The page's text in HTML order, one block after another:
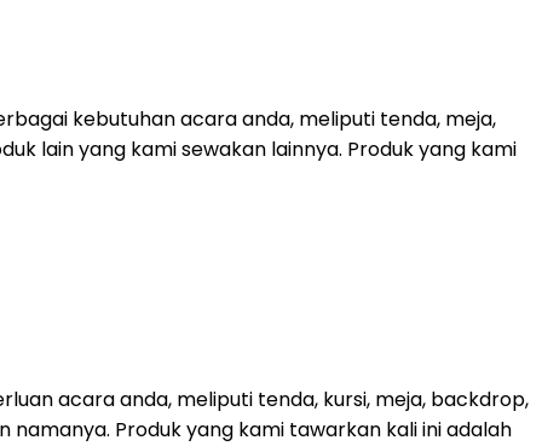
kebutuhan acara anda, meliputi tenda, meja,
lain yang kami sewakan lainnya. Produk yang kami
acara anda, meliputi tenda, kursi, meja, backdrop,
Produk yang kami tawarkan kali ini adalah